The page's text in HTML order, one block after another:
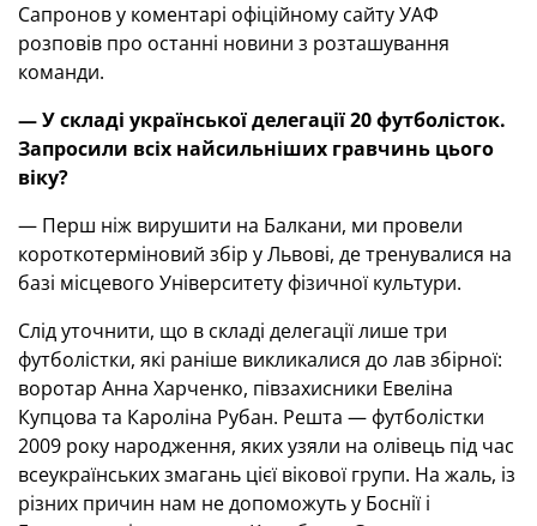
Сапронов у коментарі офіційному сайту УАФ
розповів про останні новини з розташування
команди.
— У складі української делегації 20 футболісток.
Запросили всіх найсильніших гравчинь цього
віку?
— Перш ніж вирушити на Балкани, ми провели
короткотерміновий збір у Львові, де тренувалися на
базі місцевого Університету фізичної культури.
Слід уточнити, що в складі делегації лише три
футболістки, які раніше викликалися до лав збірної:
воротар Анна Харченко, півзахисники Евеліна
Купцова та Кароліна Рубан. Решта — футболістки
2009 року народження, яких узяли на олівець під час
всеукраїнських змагань цієї вікової групи. На жаль, із
різних причин нам не допоможуть у Боснії і